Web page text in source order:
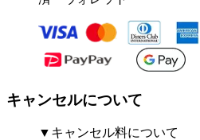
キャンセルについて
▼キャンセル料について